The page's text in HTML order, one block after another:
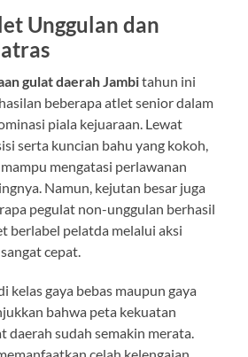
Unggulan dan
gulat daerah Jambitahun ini
beberapa atlet senior dalam
piala kejuaraan. Lewat
serta kuncian bahu yang kokoh,
mengatasi perlawanan
Namun, kejutan besar juga
pegulat non-unggulan berhasil
berlabel pelatda melalui aksi
cepat.
kelas gaya bebas maupun gaya
bahwa peta kekuatan
daerah sudah semakin merata.